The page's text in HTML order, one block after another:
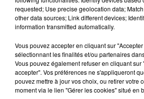
requested; Use precise geolocation data;
other data sources; Link different devices;
information transmitted automatically.
Vous pouvez accepter en cliquant sur
sélectionnant les finalités et/ou partenaires
Vous pouvez également refuser en cliquant sur
accepter". Vos préférences ne s'appliqueront
pouvez mettre à jour vos choix, ou retirer votre
moment via le lien "Gérer les cookies" situé en